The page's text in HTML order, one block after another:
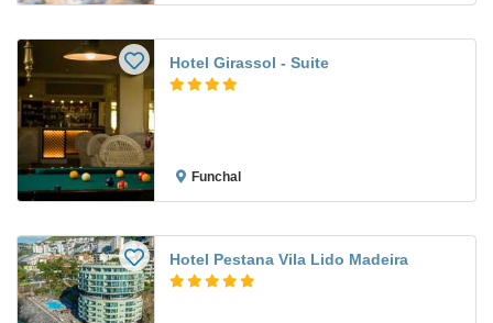
Hotel Girassol - Suite
Funchal
Hotel Pestana Vila Lido Madeira